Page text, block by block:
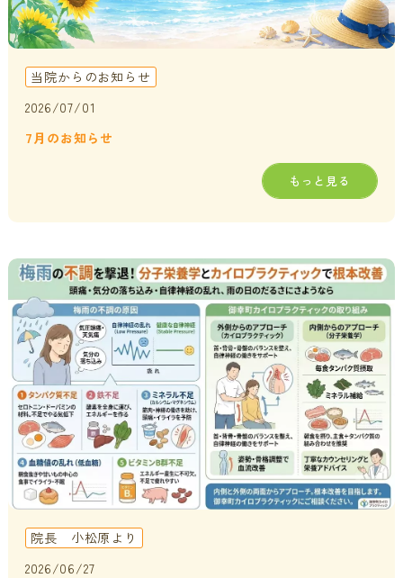
当院からのお知らせ
2026/07/01
7月のお知らせ
もっと見る
院長 小松原より
2026/06/27